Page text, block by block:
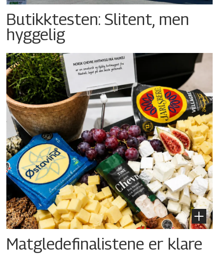
Butikktesten: Slitent, men
hyggelig
Matgledefinalistene er klare